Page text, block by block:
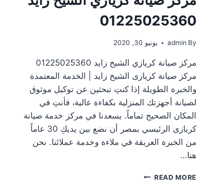
01225025360
By
admin يونيو 30, 2020
مركز صيانة كريازي الشيخ زايد 01225025360
مركز صيانة كريازى الشيخ زايد | الخدمة المعتمدة
والخبرة الطويلة إذا كنتِ تبحثين عن توكيل موثوق
لصيانة أجهزتك المنزلية بكفاءة عالية، فأنتِ في
المكان الصحيح تماماً. يسعدنا في مركز خدمة صيانة
كريازى الرئيسي بمصر أن نضع بين يديكِ 30 عاماً
من الخبرة العريقة في ملاءة وخدمة عملائنا. نحن
هنا…
READ MORE